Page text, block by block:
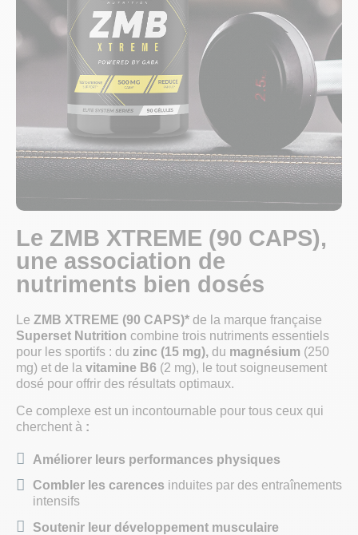
Le ZMB XTREME (90 CAPS),
une association de
nutriments bien dosés
Le ZMB XTREME (90 CAPS)* de la marque française
Superset Nutrition combine trois nutriments essentiels
pour les sportifs : du zinc (15 mg), du magnésium (250
mg) et de la vitamine B6 (2 mg), le tout soigneusement
dosé pour offrir des résultats optimaux.
Ce complexe est un incontournable pour tous ceux qui
cherchent à :
Améliorer leurs performances physiques
Combler les carences induites par des entraînements
intensifs
Soutenir leur développement musculaire